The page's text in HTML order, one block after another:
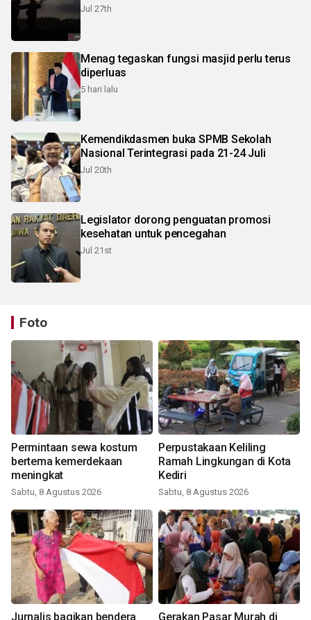
Jul 27th
Menag tegaskan fungsi masjid perlu terus
diperluas
5 hari lalu
Kemendikdasmen buka SPMB Sekolah
Nasional Terintegrasi pada 21-24 Juli
Jul 20th
Legislator dorong penguatan promosi
kesehatan untuk pencegahan
Jul 21st
Foto
Permintaan sewa kostum
bertema kemerdekaan
meningkat
Sabtu, 8 Agustus 2026
Perpustakaan Keliling
Ramah Lingkungan di Kota
Kediri
Sabtu, 8 Agustus 2026
Jurnalis bagikan bendera
Gerakan Pasar Murah di